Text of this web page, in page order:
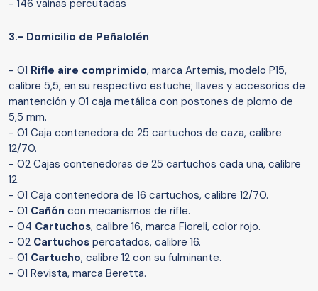
- 146 vainas percutadas
3.- Domicilio de Peñalolén
- 01 Rifle aire comprimido, marca Artemis, modelo P15,
calibre 5,5, en su respectivo estuche; llaves y accesorios de
mantención y 01 caja metálica con postones de plomo de
5,5 mm.
- ⁠01 Caja contenedora de 25 cartuchos de caza, calibre
12/70.
- ⁠02 Cajas contenedoras de 25 cartuchos cada una, calibre
12.
- ⁠01 Caja contenedora de 16 cartuchos, calibre 12/70.
- ⁠01 Cañón con mecanismos de rifle.
- ⁠04 Cartuchos, calibre 16, marca Fioreli, color rojo.
- ⁠02 Cartuchos percatados, calibre 16.
- ⁠01 Cartucho, calibre 12 con su fulminante.
- ⁠01 Revista, marca Beretta.